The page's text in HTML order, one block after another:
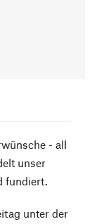
- all
unser
fundiert.
unter der